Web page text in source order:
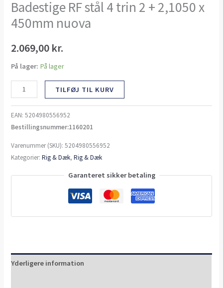
Badestige RF stål 4 trin 2 + 2,1050 x
450mm nuova
2.069,00 kr.
På lager: På lager
TILFØJ TIL KURV
EAN:5204980556952
Bestillingsnummer:1160201
Varenummer (SKU):5204980556952
Kategorier:Rig & Dæk,Rig & Dæk
Garanteret sikker betaling
Yderligere information